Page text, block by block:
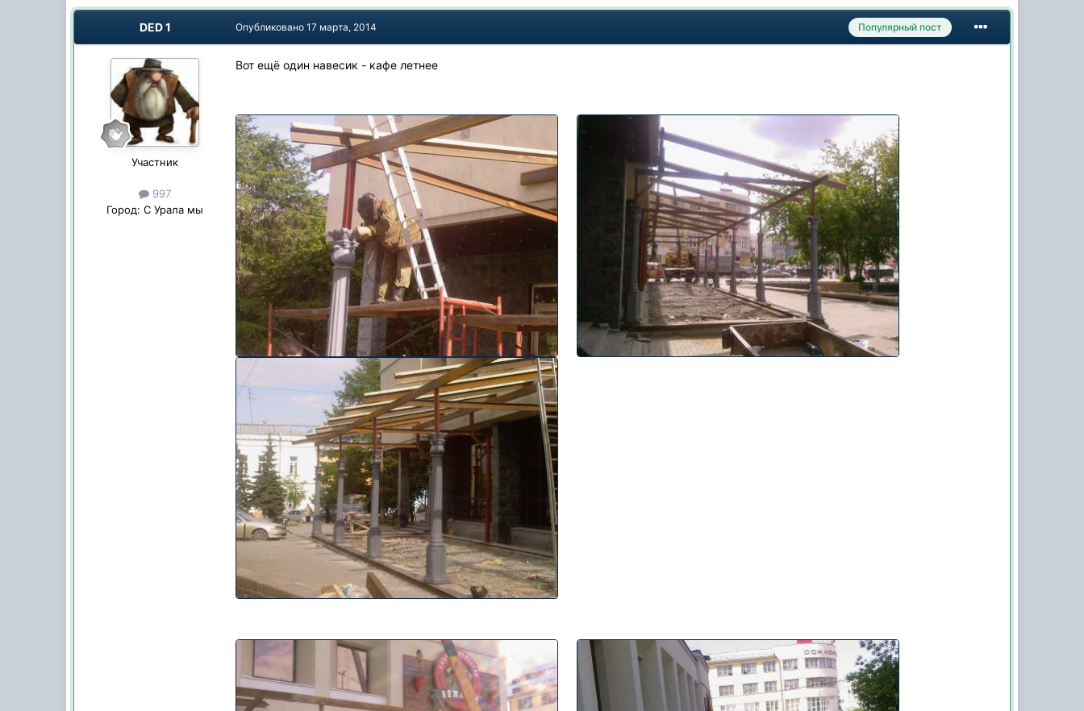
DED 1
Участник
997
Город: С Урала мы
Популярный пост
Опубликовано17 марта, 2014
Вот ещё один навесик - кафе летнее